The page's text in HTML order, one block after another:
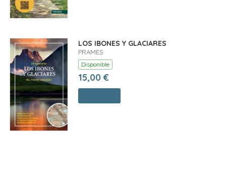
LOS IBONES Y GLACIARES
PRAMES
Disponible
15,00 €